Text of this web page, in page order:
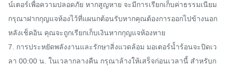
น์เตอร์เพื่อความปลอดภัย หากสูญหาย จะมีการเรียกเก็บค่าธรรมเนียม
กรุณาฝากกุญแจห้องไว้ที่แผนกต้อนรับหากคุณต้องการออกไปข้างนอก
หลังเช็คอิน คุณจะถูกเรียกเก็บเงินหากกุญแจห้องหาย
7. การประหยัดพลังงานและรักษาสิ่งแวดล้อม มอเตอร์น้ำร้อนจะปิดเว
ลา 00:00 น. ในเวลากลางคืน กรุณาล้างให้เสร็จก่อนเวลานี้ สำหรับก